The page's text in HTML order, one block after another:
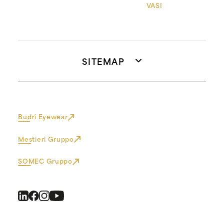
VASI
SITEMAP
Budri Eyewear
Mestieri Gruppo
SOMEC Gruppo